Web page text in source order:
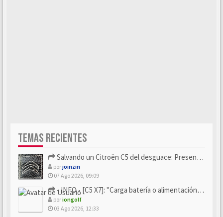
TEMAS RECIENTES
Salvando un Citroën C5 del desguace: Presentación y seguimiento
porjoinzin
07 Ago 2026, 09:09
- INFO - [C5 X7]: "Carga batería o alimentación eléctri...
poriongolf
03 Ago 2026, 12:33